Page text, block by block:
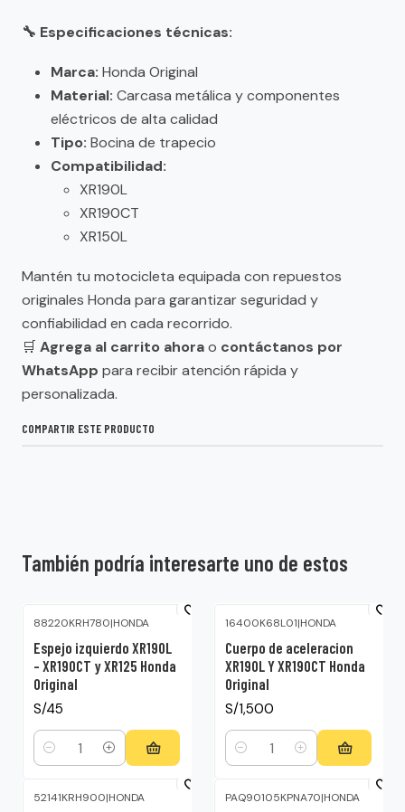
🔧 Especificaciones técnicas:
Marca: Honda Original
Material: Carcasa metálica y componentes
eléctricos de alta calidad
Tipo: Bocina de trapecio
Compatibilidad:
XR190L
XR190CT
XR150L
Mantén tu motocicleta equipada con repuestos
originales Honda para garantizar seguridad y
confiabilidad en cada recorrido.
🛒 Agrega al carrito ahorao contáctanos por
WhatsApp para recibir atención rápida y
personalizada.
COMPARTIR ESTE PRODUCTO
También podría interesarte uno de estos
88220KRH780|HONDA
Espejo izquierdo XR190L
– XR190CT y XR125 Honda
Original
S/45
Cantidad
16400K68L01|HONDA
Cuerpo de aceleracion
XR190L Y XR190CT Honda
Original
S/1,500
Cantidad
52141KRH900|HONDA PAQ90105KPNA70|HONDA